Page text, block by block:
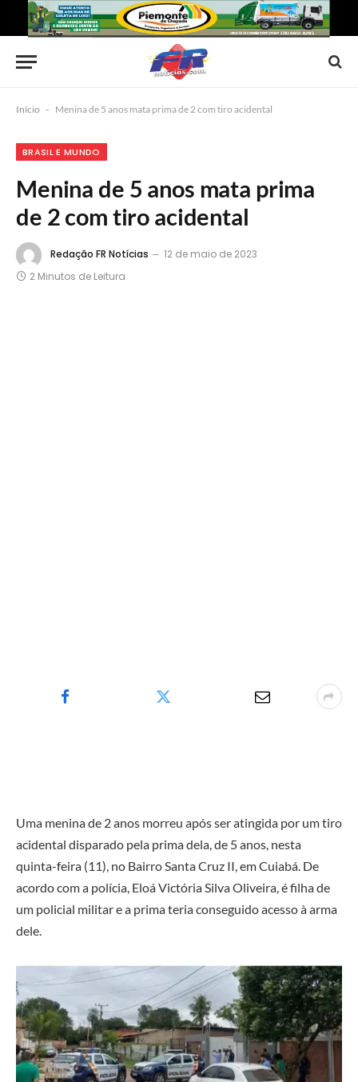
Início - Menina de 5 anos mata prima de 2 com tiro acidental
BRASIL E MUNDO
Menina de 5 anos mata prima
de 2 com tiro acidental
Redação FR Notícias
12 de maio de 2023
2 Minutos de Leitura
Uma menina de 2 anos morreu após ser atingida por um tiro
acidental disparado pela prima dela, de 5 anos, nesta
quinta-feira (11), no Bairro Santa Cruz II, em Cuiabá. De
acordo com a polícia, Eloá Victória Silva Oliveira, é filha de
um policial militar e a prima teria conseguido acesso à arma
dele.